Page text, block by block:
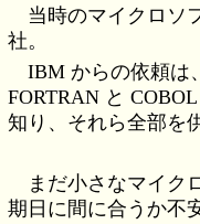
当時のマイクロソ
社。
IBM からの依頼は
FORTRAN と
知り、それら全部を
まだ小さなマイク
期日に間に合うか不